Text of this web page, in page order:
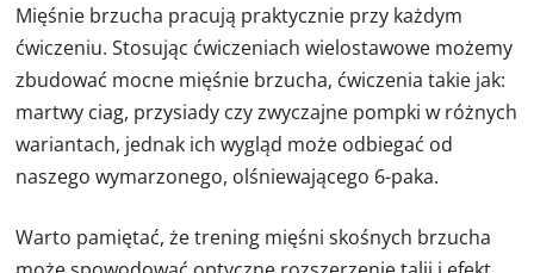
Mięśnie brzucha pracują praktycznie przy każdym
ćwiczeniu. Stosując ćwiczeniach wielostawowe możemy
zbudować mocne mięśnie brzucha, ćwiczenia takie jak:
martwy ciag, przysiady czy zwyczajne pompki w różnych
wariantach, jednak ich wygląd może odbiegać od
naszego wymarzonego, olśniewającego 6-paka.
Warto pamiętać, że trening mięśni skośnych brzucha